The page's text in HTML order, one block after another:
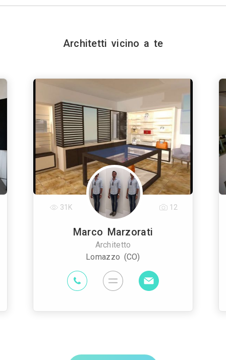
Architetti vicino a te
Marco Marzorati
Architetto
Lomazzo (CO)
31K 12